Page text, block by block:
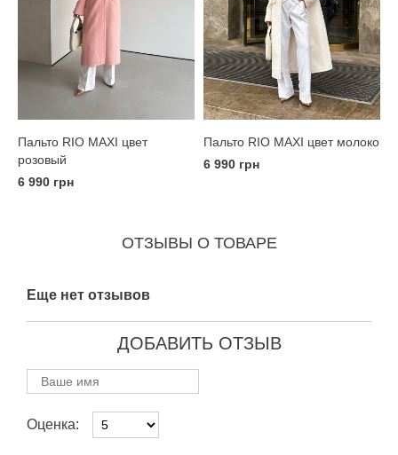
Пальто RIO MAXI цвет
розовый
6 990 грн
Пальто RIO MAXI цвет молоко
6 990 грн
ОТЗЫВЫ О ТОВАРЕ
Еще нет отзывов
ДОБАВИТЬ ОТЗЫВ
Оценка: